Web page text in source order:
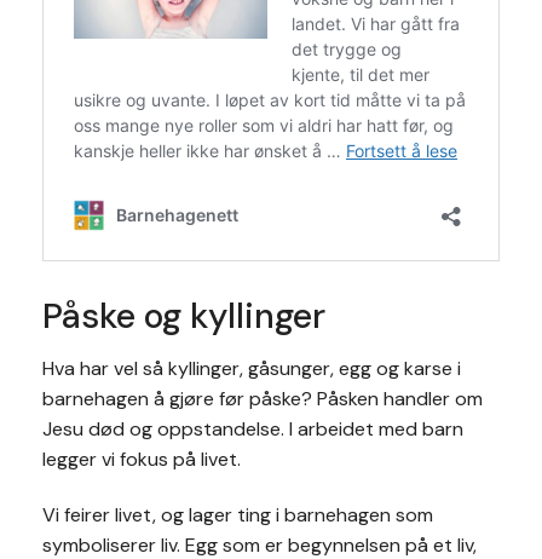
Påske og kyllinger
Hva har vel så kyllinger, gåsunger, egg og karse i
barnehagen å gjøre før påske? Påsken handler om
Jesu død og oppstandelse. I arbeidet med barn
legger vi fokus på livet.
Vi feirer livet, og lager ting i barnehagen som
symboliserer liv. Egg som er begynnelsen på et liv,